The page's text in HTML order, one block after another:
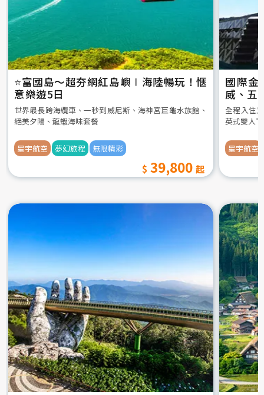
⭐️富國島～超夯網紅島嶼∣海陸暢玩！愜
意樂遊5日
世界最長跨海纜車、一秒到威尼斯、海神宮巨龜水族館、
絕美夕陽、龍蝦海味套餐
星宇航空 夢幻旅程 無限精彩
39,800
國際金
威、五
全程入住
英式雙人
星宇航空